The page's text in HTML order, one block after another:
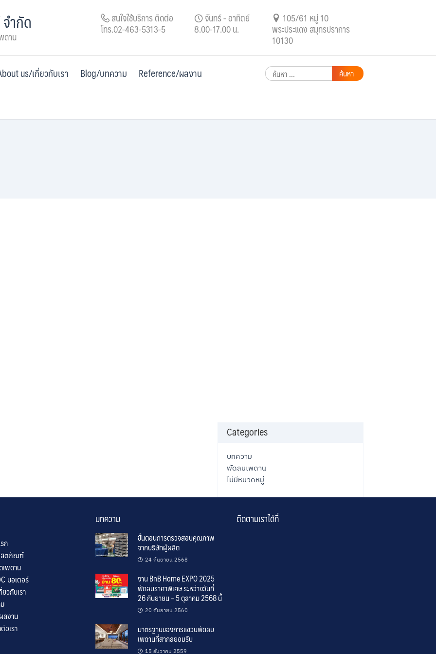
ำกัด
ดาน
สนใจใช้บริการ ติดต่อ
โทร.02-463-5313-5
จันทร์ - อาทิตย์
8.00-17.00 น.
105/61 หมู่ 10
พระประแดง สมุทรปราการ
10130
us/เกี่ยวกับเรา Blog/บทความ
Reference/ผลงาน
ค้นหา
สำหรับ:
Categories
บทความ
พัดลมเพดาน
ไม่มีหมวดหมู่
ก
ตภัณฑ์
พดาน
มอเตอร์
วกับเรา
ลงาน
เรา
บทความ
ขั้นตอนการตรวจสอบคุณภาพ
จากบริษัทผู้ผลิต
24 กันยายน 2568
งาน BnB Home EXPO 2025
พัดลมราคาพิเศษ ระหว่างวันที่
26 กันยายน – 5 ตุลาคม 2568 นี้
20 กันยายน 2560
มาตรฐานของการแขวนพัดลม
เพดานที่สากลยอมรับ
15 ธันวาคม 2559
ติดตามเราได้ที่